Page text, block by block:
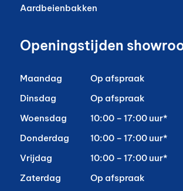
Aardbeienbakken
Openingstijden
Maandag
Op afspraak
Dinsdag
Op afspraak
Woensdag
10:00 – 17:00 uur*
Donderdag
10:00 – 17:00 uur*
Vrijdag
10:00 – 17:00 uur*
Zaterdag
Op afspraak